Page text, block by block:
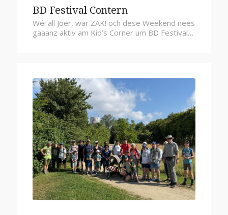
BD Festival Contern
Wéi all Joër, war ZAK! och dëse Weekend nees
gaaanz aktiv am Kid’s Corner um BD Festival…